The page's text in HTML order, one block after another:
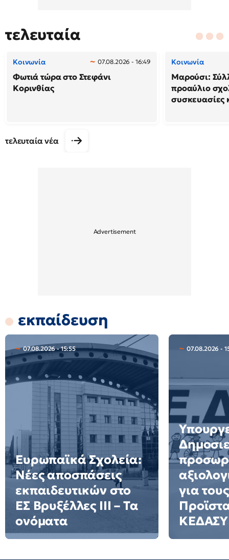
τελευταία
Κοινωνία 07.08.2026 - 16:49
Φωτιά τώρα στο Στεφάνι
Κορινθίας
Κοινωνία
Μαρούσι:
προαύλιο
συσκευασίες
τελευταία νέα
εκπαίδευση
07.08.2026 - 15:55
Ευρωπαϊκά Σχολεία:
Νέες αποσπάσεις
εκπαιδευτικών στο
ΕΣ Βρυξέλλες ΙΙΙ – Τα
ονόματα
07.08.2026 -
για τους
ΚΕΔΑΣΥ